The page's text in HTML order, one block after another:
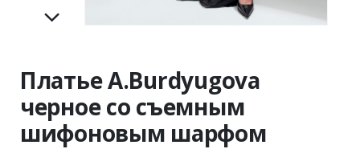
Платье A.Burdyugova
черное со съемным
шифоновым шарфом